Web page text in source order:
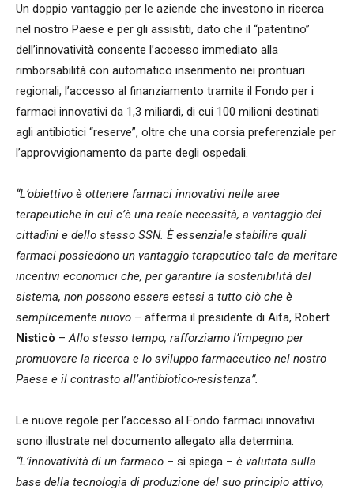
Un doppio vantaggio per le aziende che investono in ricerca
nel nostro Paese e per gli assistiti, dato che il “patentino”
dell’innovatività consente l’accesso immediato alla
rimborsabilità con automatico inserimento nei prontuari
regionali, l’accesso al finanziamento tramite il Fondo per i
farmaci innovativi da 1,3 miliardi, di cui 100 milioni destinati
agli antibiotici “reserve”, oltre che una corsia preferenziale per
l’approvvigionamento da parte degli ospedali.
“L’obiettivo è ottenere farmaci innovativi nelle aree
terapeutiche in cui c’è una reale necessità, a vantaggio dei
cittadini e dello stesso SSN. È essenziale stabilire quali
farmaci possiedono un vantaggio terapeutico tale da meritare
incentivi economici che, per garantire la sostenibilità del
sistema, non possono essere estesi a tutto ciò che è
semplicemente nuovo – afferma il presidente di Aifa, Robert
Nisticò –Allo stesso tempo, rafforziamo l’impegno per
promuovere la ricerca e lo sviluppo farmaceutico nel nostro
Paese e il contrasto all’antibiotico-resistenza”.
Le nuove regole per l’accesso al Fondo farmaci innovativi
sono illustrate nel documento allegato alla determina.
“L’innovatività di un farmaco – si spiega – è valutata sulla
base della tecnologia di produzione del suo principio attivo,